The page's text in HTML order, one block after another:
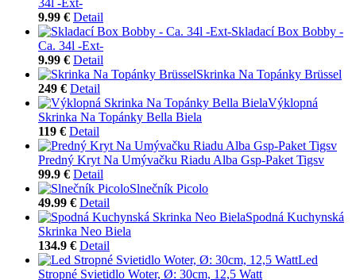
9.99 € Detail
Skladací Box Bobby -
Ca. 34l -Ext-
9.99 € Detail
Skrinka Na Topánky Brüssel
249 € Detail
Výklopná
Skrinka Na Topánky Bella Biela
119 € Detail
Predný Kryt Na Umývačku Riadu Alba Gsp-Paket Tigsv
99.9 € Detail
Slnečník Picolo
49.99 € Detail
Spodná Kuchynská
Skrinka Neo Biela
134.9 € Detail
Led
Stropné Svietidlo Woter, Ø: 30cm, 12,5 Watt